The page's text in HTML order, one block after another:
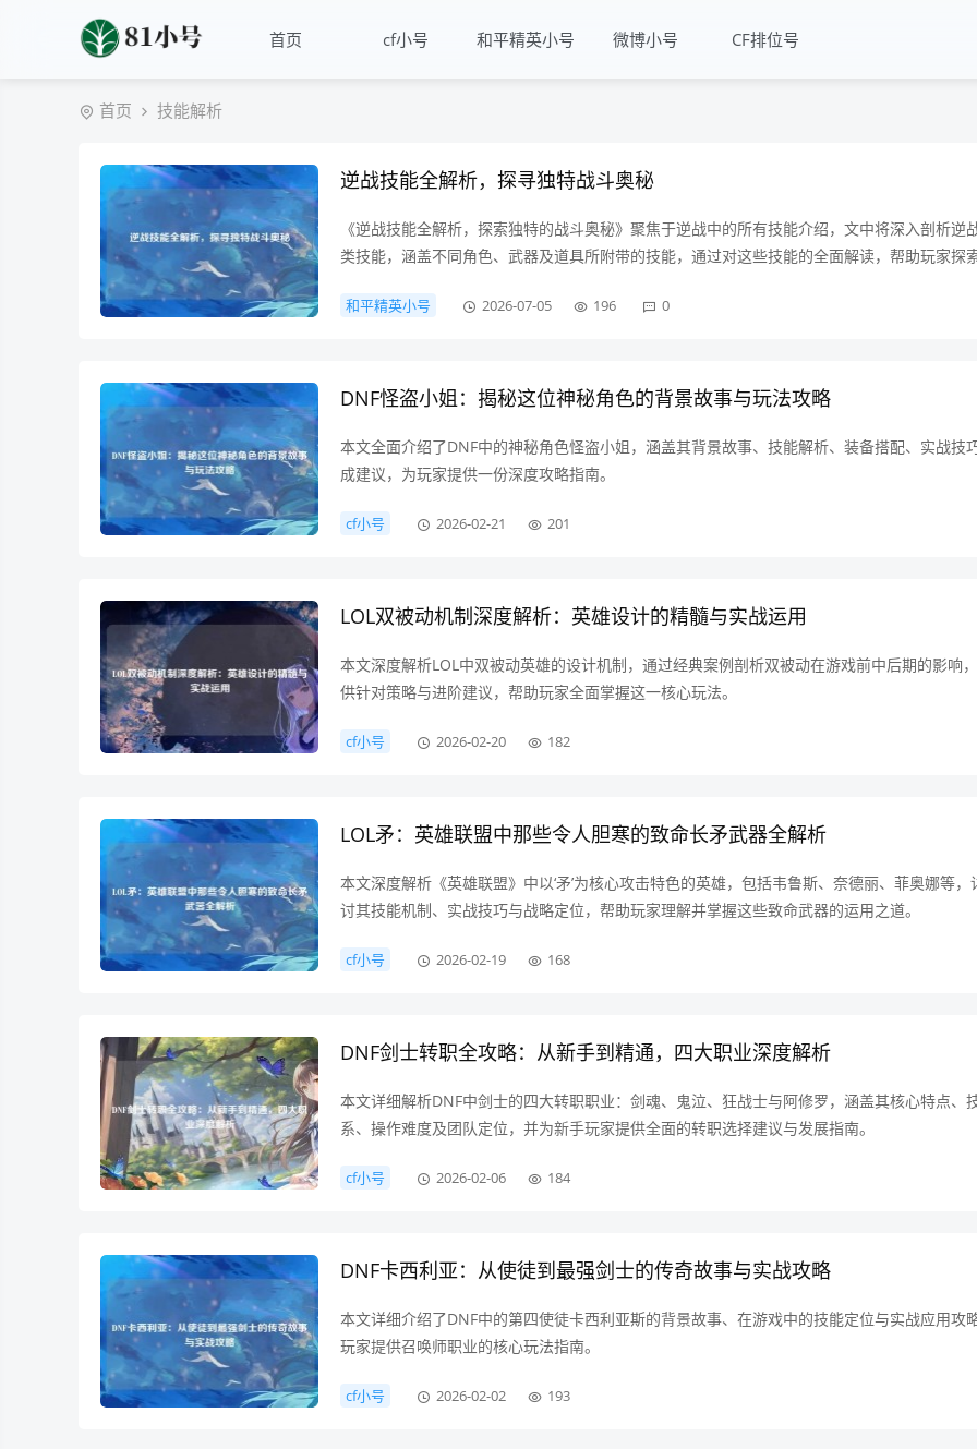
首页 cf小号 和平精英小号 微博小号 CF排位号
首页 技能解析
逆战技能全解析，探寻独特战斗奥秘
《逆战技能全解析，探索独特的战斗奥秘》聚焦于逆战中的所有技能介绍，文中将深入剖析逆
类技能，涵盖不同角色、武器及道具所附带的技能，通过对这些技能的全面解读，帮助玩家探
战斗中合理运用技能，提升战斗表现，在逆战的虚拟战场中收获更精彩的游戏体验。
和平精英小号 2026-07-05 196 0
DNF怪盗小姐：揭秘这位神秘角色的背景故事与玩法攻略
本文全面介绍了DNF中的神秘角色怪盗小姐，涵盖其背景故事、技能解析、装备搭配、实战技
成建议，为玩家提供一份深度攻略指南。
cf小号 2026-02-21 201
LOL双被动机制深度解析：英雄设计的精髓与实战运用
本文深度解析LOL中双被动英雄的设计机制，通过经典案例剖析双被动在游戏前中后期的影响
供针对策略与进阶建议，帮助玩家全面掌握这一核心玩法。
cf小号 2026-02-20 182
LOL矛：英雄联盟中那些令人胆寒的致命长矛武器全解析
本文深度解析《英雄联盟》中以‘矛’为核心攻击特色的英雄，包括韦鲁斯、奈德丽、菲奥娜等，
讨其技能机制、实战技巧与战略定位，帮助玩家理解并掌握这些致命武器的运用之道。
cf小号 2026-02-19 168
DNF剑士转职全攻略：从新手到精通，四大职业深度解析
本文详细解析DNF中剑士的四大转职职业：剑魂、鬼泣、狂战士与阿修罗，涵盖其核心特点、
系、操作难度及团队定位，并为新手玩家提供全面的转职选择建议与发展指南。
cf小号 2026-02-06 184
DNF卡西利亚：从使徒到最强剑士的传奇故事与实战攻略
本文详细介绍了DNF中的第四使徒卡西利亚斯的背景故事、在游戏中的技能定位与实战应用攻
玩家提供召唤师职业的核心玩法指南。
cf小号 2026-02-02 193